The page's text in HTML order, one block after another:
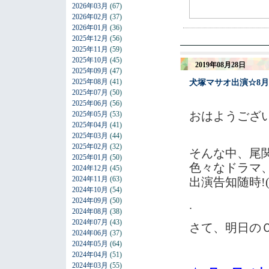
2026年03月 (67)
2026年02月 (37)
2026年01月 (36)
2025年12月 (56)
2025年11月 (59)
2025年10月 (45)
2025年09月 (47)
2025年08月 (41)
2025年07月 (50)
2025年06月 (56)
2025年05月 (53)
2025年04月 (41)
2025年03月 (44)
2025年02月 (32)
2025年01月 (50)
2024年12月 (45)
2024年11月 (63)
2024年10月 (54)
2024年09月 (50)
2024年08月 (38)
2024年07月 (43)
2024年06月 (37)
2024年05月 (64)
2024年04月 (51)
2024年03月 (55)
2019年08月28日
犬塚マサオ出演☆8月
おはようござ
そんな中、尾
色々なドラマ
出演告知随時
.
さて、明日の